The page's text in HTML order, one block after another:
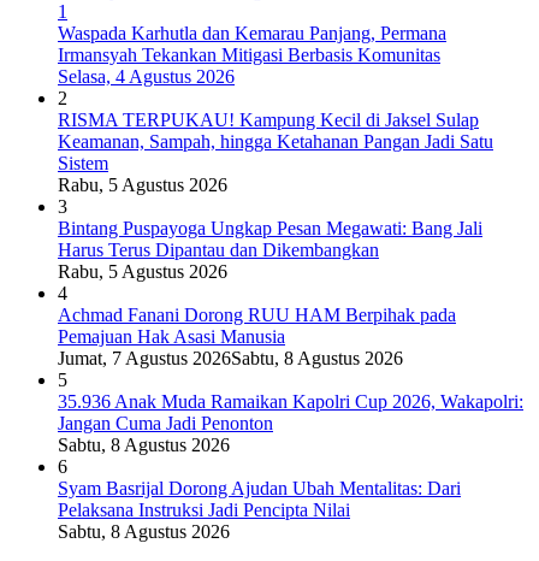
1
Waspada Karhutla dan Kemarau Panjang, Permana
Irmansyah Tekankan Mitigasi Berbasis Komunitas
Selasa, 4 Agustus 2026
2
RISMA TERPUKAU! Kampung Kecil di Jaksel Sulap
Keamanan, Sampah, hingga Ketahanan Pangan Jadi Satu
Sistem
Rabu, 5 Agustus 2026
3
Bintang Puspayoga Ungkap Pesan Megawati: Bang Jali
Harus Terus Dipantau dan Dikembangkan
Rabu, 5 Agustus 2026
4
Achmad Fanani Dorong RUU HAM Berpihak pada
Pemajuan Hak Asasi Manusia
Jumat, 7 Agustus 2026Sabtu, 8 Agustus 2026
5
35.936 Anak Muda Ramaikan Kapolri Cup 2026, Wakapolri:
Jangan Cuma Jadi Penonton
Sabtu, 8 Agustus 2026
6
Syam Basrijal Dorong Ajudan Ubah Mentalitas: Dari
Pelaksana Instruksi Jadi Pencipta Nilai
Sabtu, 8 Agustus 2026